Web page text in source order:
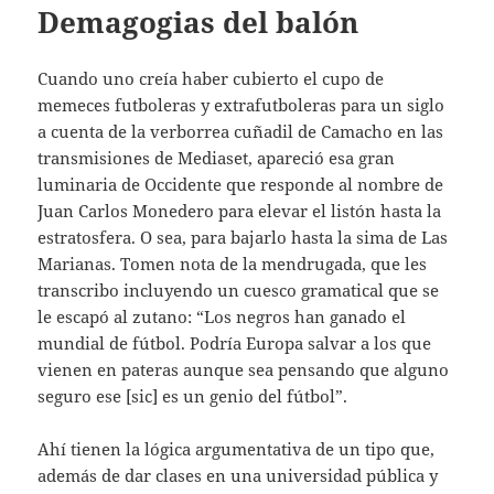
Demagogias del balón
Cuando uno creía haber cubierto el cupo de
memeces futboleras y extrafutboleras para un siglo
a cuenta de la verborrea cuñadil de Camacho en las
transmisiones de Mediaset, apareció esa gran
luminaria de Occidente que responde al nombre de
Juan Carlos Monedero para elevar el listón hasta la
estratosfera. O sea, para bajarlo hasta la sima de Las
Marianas. Tomen nota de la mendrugada, que les
transcribo incluyendo un cuesco gramatical que se
le escapó al zutano: “Los negros han ganado el
mundial de fútbol. Podría Europa salvar a los que
vienen en pateras aunque sea pensando que alguno
seguro ese [sic] es un genio del fútbol”.
Ahí tienen la lógica argumentativa de un tipo que,
además de dar clases en una universidad pública y